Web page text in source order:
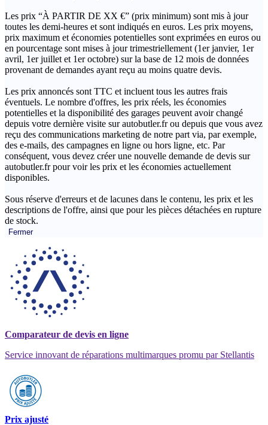
Les prix “À PARTIR DE XX €” (prix minimum) sont mis à jour
toutes les demi-heures et sont indiqués en euros. Les prix moyens,
prix maximum et économies potentielles sont exprimées en euros ou
en pourcentage sont mises à jour trimestriellement (1er janvier, 1er
avril, 1er juillet et 1er octobre) sur la base de 12 mois de données
provenant de demandes ayant reçu au moins quatre devis.
Les prix annoncés sont TTC et incluent tous les autres frais
éventuels. Le nombre d'offres, les prix réels, les économies
potentielles et la disponibilité des garages peuvent avoir changé
depuis votre dernière visite sur autobutler.fr ou depuis que vous avez
reçu des communications marketing de notre part via, par exemple,
des e-mails, des campagnes en ligne ou hors ligne, etc. Par
conséquent, vous devez créer une nouvelle demande de devis sur
autobutler.fr pour voir les prix et les économies actuellement
disponibles.
Sous réserve d'erreurs et de lacunes dans le contenu, les prix et les
descriptions de l'offre, ainsi que pour les pièces détachées en rupture
de stock.
Fermer
Comparateur de devis en ligne
Service innovant de réparations multimarques promu par Stellantis
Prix ajusté